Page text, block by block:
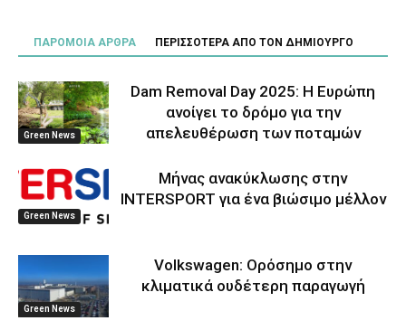
ΠΑΡΟΜΟΙΑ ΑΡΘΡΑ ΠΕΡΙΣΣΟΤΕΡΑ ΑΠΟ ΤΟΝ ΔΗΜΙΟΥΡΓΟ
Green News
Dam Removal Day 2025: Η Ευρώπη
ανοίγει το δρόμο για την
απελευθέρωση των ποταμών
Green News
Μήνας ανακύκλωσης στην
INTERSPORT για ένα βιώσιμο μέλλον
Green News
Volkswagen: Ορόσημο στην
κλιματικά ουδέτερη παραγωγή